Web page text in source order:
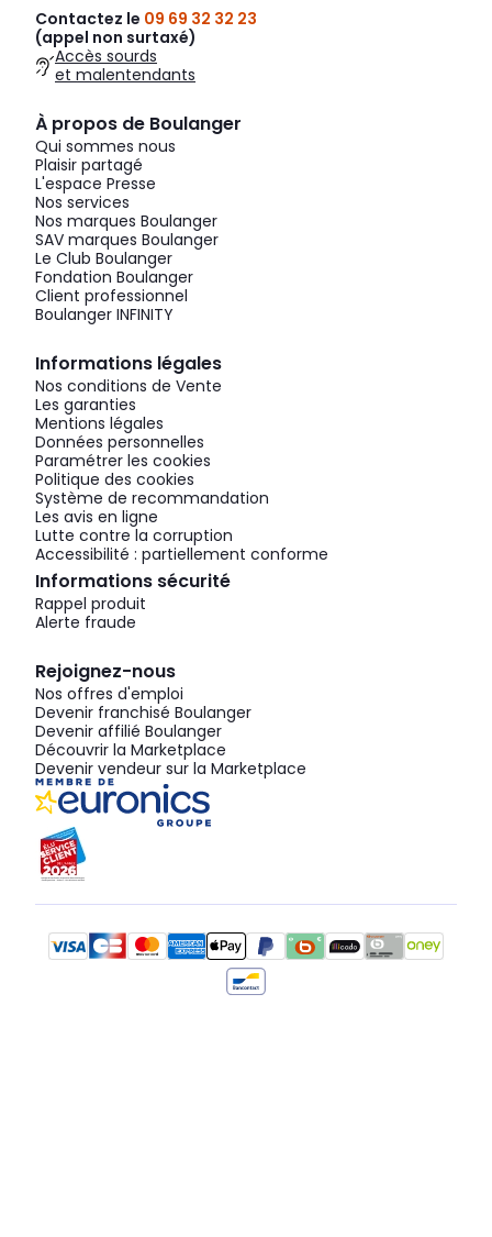
Contactez le 09 69 32 32 23
(appel non surtaxé)
Accès sourds
et malentendants
À propos de Boulanger
Qui sommes nous
Plaisir partagé
L'espace Presse
Nos services
Nos marques Boulanger
SAV marques Boulanger
Le Club Boulanger
Fondation Boulanger
Client professionnel
Boulanger INFINITY
Informations légales
Nos conditions de Vente
Les garanties
Mentions légales
Données personnelles
Paramétrer les cookies
Politique des cookies
Système de recommandation
Les avis en ligne
Lutte contre la corruption
Accessibilité : partiellement conforme
Informations sécurité
Rappel produit
Alerte fraude
Rejoignez-nous
Nos offres d'emploi
Devenir franchisé Boulanger
Devenir affilié Boulanger
Découvrir la Marketplace
Devenir vendeur sur la Marketplace